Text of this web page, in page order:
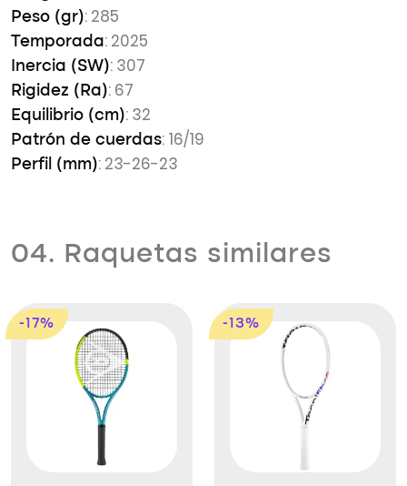
Peso (gr): 285
Temporada: 2025
Inercia (SW): 307
Rigidez (Ra): 67
Equilibrio (cm): 32
Patrón de cuerdas: 16/19
Perfil (mm): 23-26-23
04. Raquetas similares
-17% -13%